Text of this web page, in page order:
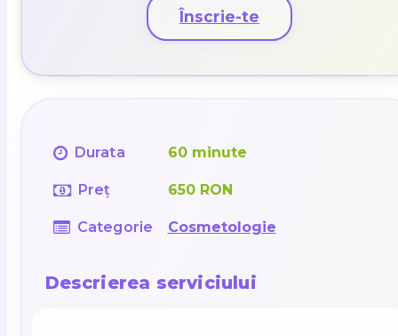
Înscrie-te
Durata 60 minute
Preț 650 RON
Categorie Cosmetologie
Descrierea serviciului